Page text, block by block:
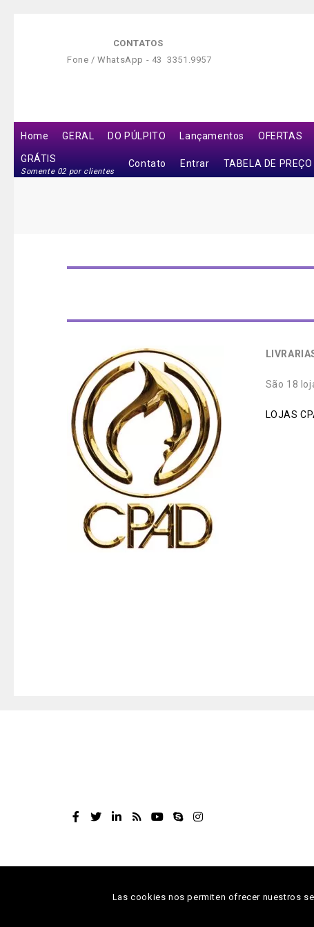
CONTATOS
Fone / WhatsApp - 43 3351.9957
Home GERAL DO PÚLPITO Lançamentos OFERTAS
GRÁTIS
Somente 02 por clientes
Contato Entrar TABELA DE PREÇO
São 18
LOJAS
Las cookies nos permiten ofrecer nuestros